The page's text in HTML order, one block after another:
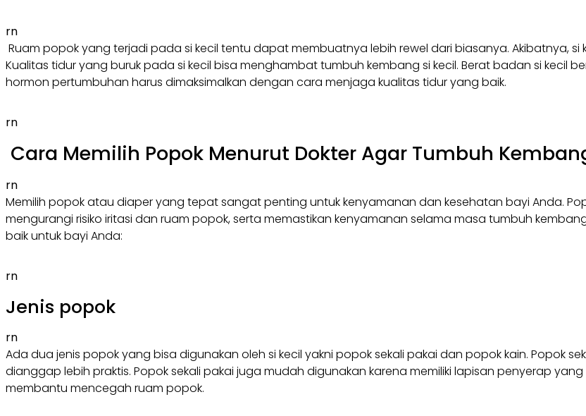
rn
Ruam popok yang terjadi pada si kecil tentu dapat membuatnya lebih rewel dari biasanya. Akibatnya,
Kualitas tidur yang buruk pada si kecil bisa menghambat tumbuh kembang si kecil. Berat badan si kecil
hormon pertumbuhan harus dimaksimalkan dengan cara menjaga kualitas tidur yang baik.
rn
Cara Memilih Popok Menurut Dokter Agar Tumbuh
rn
Memilih popok atau diaper yang tepat sangat penting untuk kenyamanan dan kesehatan bayi Anda.
mengurangi risiko iritasi dan ruam popok, serta memastikan kenyamanan selama masa tumbuh
baik untuk bayi Anda:
rn
Jenis popok
rn
Ada dua jenis popok yang bisa digunakan oleh si kecil yakni popok sekali pakai dan popok kain. Popok
dianggap lebih praktis. Popok sekali pakai juga mudah digunakan karena memiliki lapisan penyerap
membantu mencegah ruam popok.